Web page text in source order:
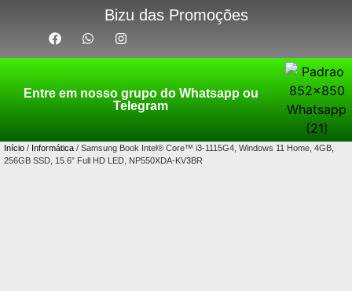
Bizu das Promoções
Entre em nosso grupo do Whatsapp ou
Telegram
Início / Informática / Samsung Book Intel® Core™ i3-1115G4, Windows 11 Home, 4GB,
256GB SSD, 15.6” Full HD LED, NP550XDA-KV3BR